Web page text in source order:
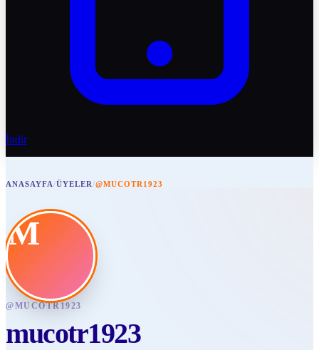
İndir
ANASAYFA/ÜYELER/@MUCOTR1923
M
@MUCOTR1923
mucotr1923